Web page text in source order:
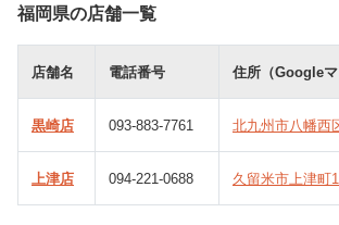
福岡県の店舗一覧
店舗名 電話番号 住所（Googleマ
黒崎店 093-883-7761 北九州市八幡西
上津店 094-221-0688 久留米市上津町